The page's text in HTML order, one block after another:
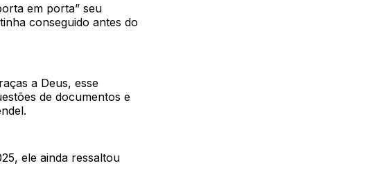
em porta” seu
conseguido antes do
a Deus, esse
de documentos e
ele ainda ressaltou